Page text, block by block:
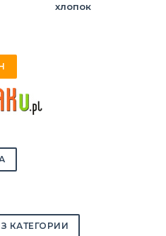
хлопок
КАТЕГОРИИ